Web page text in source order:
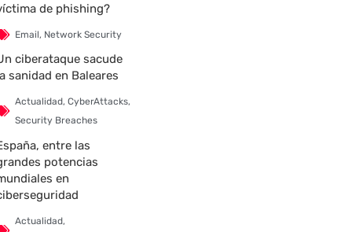
de phishing?
Email, Network Security
ciberataque sacude
sanidad en Baleares
Actualidad, CyberAttacks,
Security Breaches
entre las
potencias
en
Actualidad,